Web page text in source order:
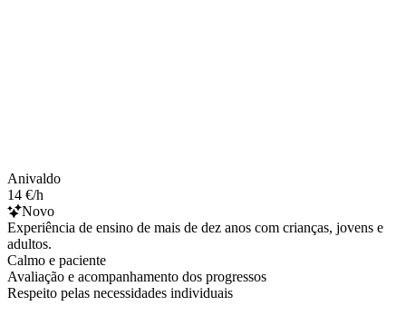
Anivaldo
14 €/h
Novo
Experiência de ensino de mais de dez anos com crianças, jovens e
adultos.
Calmo e paciente
Avaliação e acompanhamento dos progressos
Respeito pelas necessidades individuais